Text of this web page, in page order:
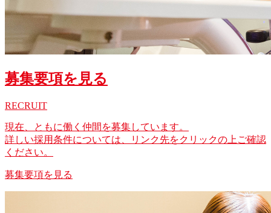
募集要項を見る
RECRUIT
現在、ともに働く仲間を募集しています。
詳しい採用条件については、リンク先をクリックの上ご確認
ください。
募集要項を見る